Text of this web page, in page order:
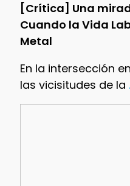
[Crítica] Una
Cuando la Vida
Metal
En la intersección
las vicisitudes de la